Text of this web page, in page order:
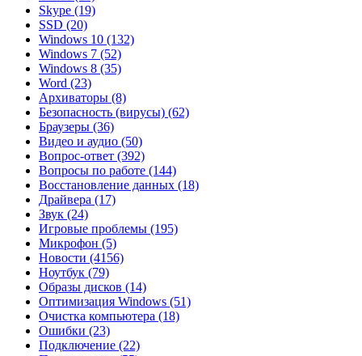
Skype (19)
SSD (20)
Windows 10 (132)
Windows 7 (52)
Windows 8 (35)
Word (23)
Архиваторы (8)
Безопасность (вирусы) (62)
Браузеры (36)
Видео и аудио (50)
Вопрос-ответ (392)
Вопросы по работе (144)
Восстановление данных (18)
Драйвера (17)
Звук (24)
Игровые проблемы (195)
Микрофон (5)
Новости (4156)
Ноутбук (79)
Образы дисков (14)
Оптимизация Windows (51)
Очистка компьютера (18)
Ошибки (23)
Подключение (22)